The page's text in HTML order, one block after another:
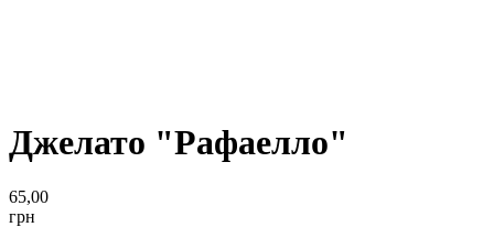
Джелато "Рафаелло"
65,00
грн